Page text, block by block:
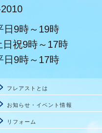
日9時～19時
日祝9時～17時
日9時～17時
フレアストとは
お知らせ・イベント情報
リフォーム